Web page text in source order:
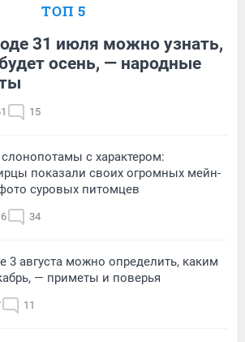
ТОП 5
31 июля можно узнать,
осень, — народные
15
с характером:
показали своих огромных мейн-
суровых питомцев
34
3 августа можно определить, каким
— приметы и поверья
11